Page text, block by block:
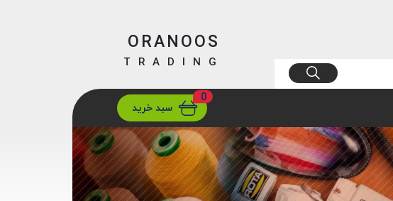
ارسالتهران/ تهران
ORANOOS
TRADING
0
سبد خرید